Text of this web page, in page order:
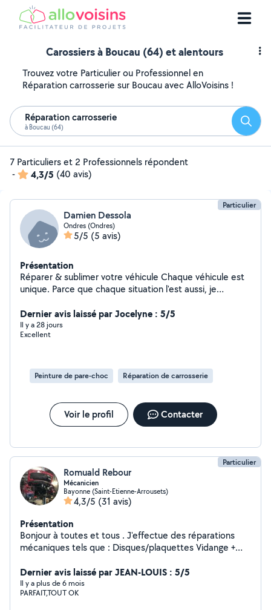
Carossiers à Boucau (64) et alentours
Trouvez votre Particulier ou Professionnel en
Réparation carrosserie sur Boucau avec AlloVoisins !
Réparation carrosserie
à Boucau (64)
7 Particuliers et 2 Professionnels répondent
-
4,3/5 (40 avis)
Particulier
Damien Dessola
Ondres (Ondres)
5/5 (5 avis)
Présentation
Réparer & sublimer votre véhicule Chaque véhicule est
unique. Parce que chaque situation l'est aussi, je
adaptées à vos besoins, avec le souci du détail et un
travail de qualité
Dernier avis laissé par Jocelyne : 5/5
Il y a 28 jours
Excellent
Peinture de pare-choc Réparation de carrosserie
Voir le profil Contacter
Particulier
Romuald Rebour
Mécanicien
Bayonne (Saint-Etienne-Arrousets)
4,3/5 (31 avis)
Présentation
Bonjour à toutes et tous . J'effectue des réparations
mécaniques tels que : Disques/plaquettes Vidange +
suspensions Remplacement pièces carrosserie
Dernier avis laissé par JEAN-LOUIS : 5/5
Il y a plus de 6 mois
PARFAIT,TOUT OK